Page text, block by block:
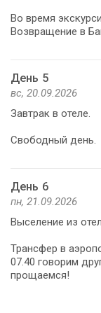
Во время
Возвращение в
День 5
вс, 20.09.2026
Завтрак в отеле.
Свободный день.
День 6
пн, 21.09.2026
Выселение из
Трансфер в
07.40 говорим